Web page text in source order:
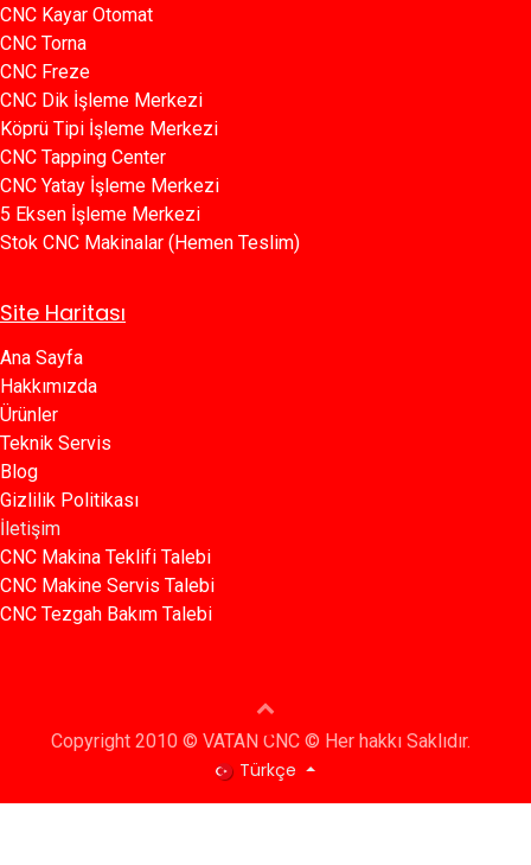
CNC Kayar Otomat
CNC Torna
CNC Freze
CNC Dik İşleme Merkezi
Köprü Tipi İşleme Merkezi
C​​NC Tapping Center
CNC Yatay İşleme Merkezi
5 Eksen İşleme Merkezi
Stok CNC Makinalar (Hemen Teslim)
Site Haritası
Ana Sayfa​​
Hakkımızda
Ürünler​
Teknik Servis
Blog​​
Gizlilik Politikası​​
İletişim
CNC Makina Teklifi Talebi
CNC Makine Servis Talebi
CNC Tezgah Bakım Talebi
Copyright 2010 © VATAN CNC © Her hakkı Saklıdır.
Türkçe